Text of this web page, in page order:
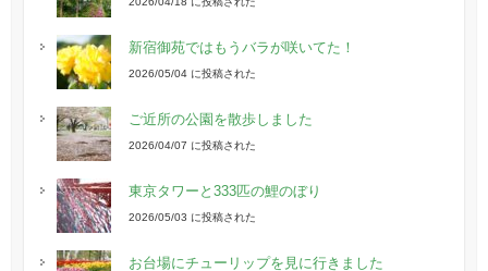
新宿御苑ではもうバラが咲いてた！
2026/05/04 に投稿された
ご近所の公園を散歩しました
2026/04/07 に投稿された
東京タワーと333匹の鯉のぼり
2026/05/03 に投稿された
お台場にチューリップを見に行きました